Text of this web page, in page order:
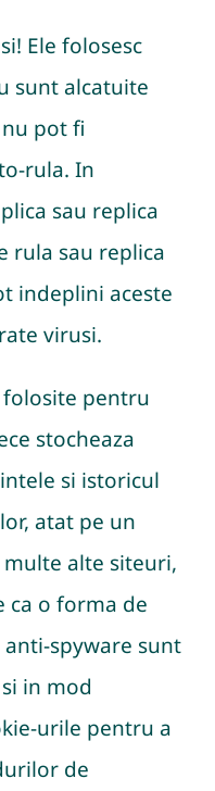
Ele folosesc
sunt alcatuite
pot fi
rula. In
sau replica
rula sau replica
indeplini aceste
virusi.
pentru
stocheaza
si istoricul
atat pe un
alte siteuri,
ca o forma de
spyware sunt
in mod
urile pentru a
de